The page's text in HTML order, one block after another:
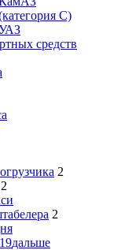
C)
средств
2
2
2
19дальше